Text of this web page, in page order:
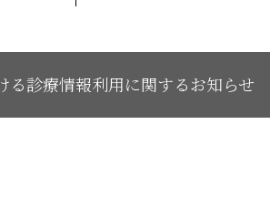
る診療情報利用に関するお知らせ